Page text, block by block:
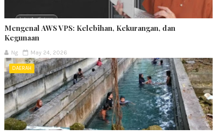
Mengenal AWS VPS: Kelebihan, Kekurangan, dan
Kegunaan
Ng May 24, 2026
DAERAH